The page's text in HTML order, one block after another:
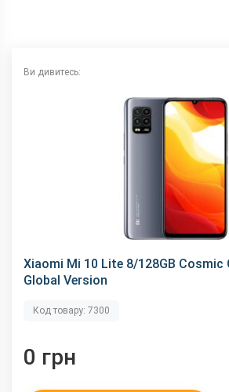
змінити без повідомлення.
Ви дивитесь:
Xiaomi Mi 10 Lite 8/128GB Cosmic
Global Version
Код товару: 7300
0 грн